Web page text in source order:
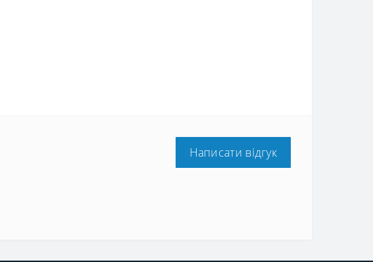
Написати відгук